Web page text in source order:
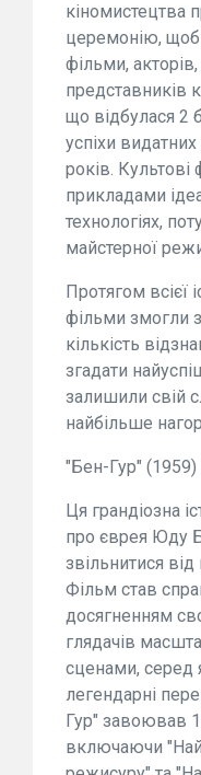
кіномистецтва
церемонію, щоб
фільми,
представників
що відбулася 2
успіхи
років.
прикладами
технологіях,
майстерної
Протягом всієї
фільми змогли
кількість
згадати
залишили свій
найбільше
"Бен-Гур"
Ця грандіозна
про єврея Юду
звільнитися від
Фільм став
досягненням
глядачів
сценами, серед
легендарні
Гур" завоював
включаючи